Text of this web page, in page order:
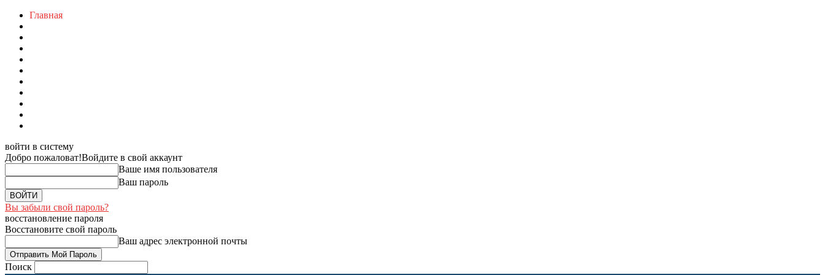
Главная
войти в систему
Добро пожаловат!Войдите в свой аккаунт
Ваше имя пользователя
Ваш пароль
Вы забыли свой пароль?
восстановление пароля
Восстановите свой пароль
Ваш адрес электронной почты
Поиск